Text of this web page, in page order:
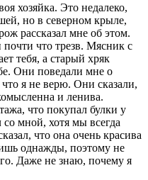
хозяйка. Это недалеко,
но в северном крыле,
рассказал мне об этом.
что трезв. Мясник с
тебя, а старый хряк
Они поведали мне о
я не верю. Они сказали,
и ленива.
что покупал булки у
со мной, хотя мы всегда
что она очень красива
однажды, поэтому не
Даже не знаю, почему я